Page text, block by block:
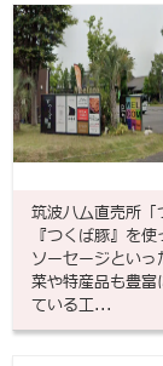
筑波ハム直売所
『つくば豚』を
ソーセージとい
菜や特産品も豊
ている工...